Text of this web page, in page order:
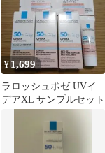
¥1,699
ラロッシュポゼ UVイ
デアXL サンプルセット